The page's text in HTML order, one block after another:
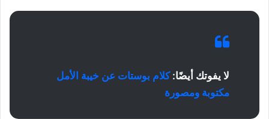
لا يفوتك أيضًا:كلام بوستات عن خيبة الأمل
مكتوبة ومصورة